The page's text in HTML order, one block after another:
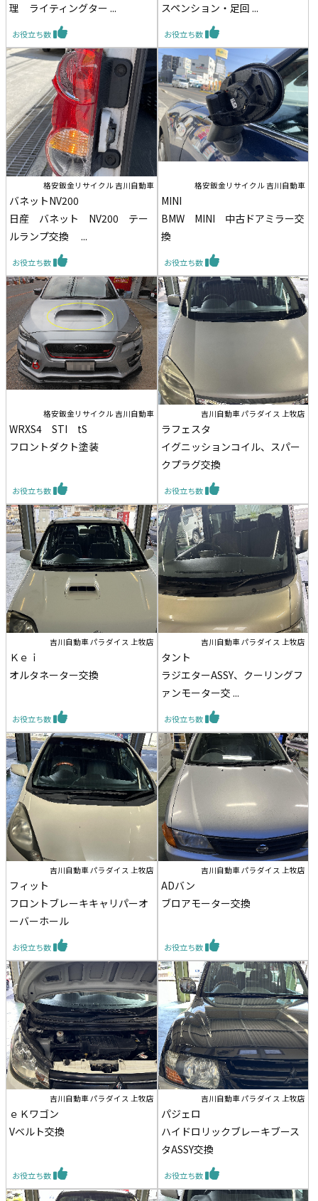
理 ライティングター ...
お役立ち数
スペンション・足回 ...
お役立ち数
格安鈑金リサイクル 吉川自動車
バネットNV200
日産 バネット NV200 テー
ルランプ交換 ...
お役立ち数
格安鈑金リサイクル 吉川自動車
MINI
BMW MINI 中古ドアミラー交
換
お役立ち数
格安鈑金リサイクル 吉川自動車
WRXS4 STI tS
フロントダクト塗装
お役立ち数
吉川自動車 パラダイス 上牧店
ラフェスタ
イグニッションコイル、スパー
クプラグ交換
お役立ち数
吉川自動車 パラダイス 上牧店
Ｋｅｉ
オルタネーター交換
お役立ち数
吉川自動車 パラダイス 上牧店
タント
ラジエターASSY、クーリングフ
ァンモーター交 ...
お役立ち数
吉川自動車 パラダイス 上牧店
フィット
フロントブレーキキャリパーオ
ーバーホール
お役立ち数
吉川自動車 パラダイス 上牧店
ADバン
ブロアモーター交換
お役立ち数
吉川自動車 パラダイス 上牧店
ｅＫワゴン
Vベルト交換
お役立ち数
吉川自動車 パラダイス 上牧店
パジェロ
ハイドロリックブレーキブース
タASSY交換
お役立ち数